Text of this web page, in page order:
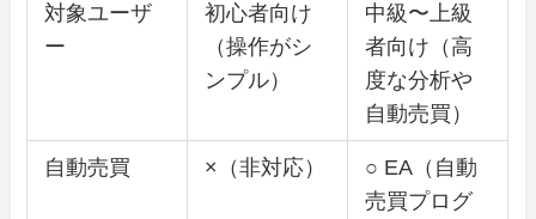
対象ユーザ
ー
初心者向け
（操作がシ
ンプル）
中級〜上級
者向け（高
度な分析や
自動売買）
自動売買 ×（非対応）
○ EA（自動
売買プログ